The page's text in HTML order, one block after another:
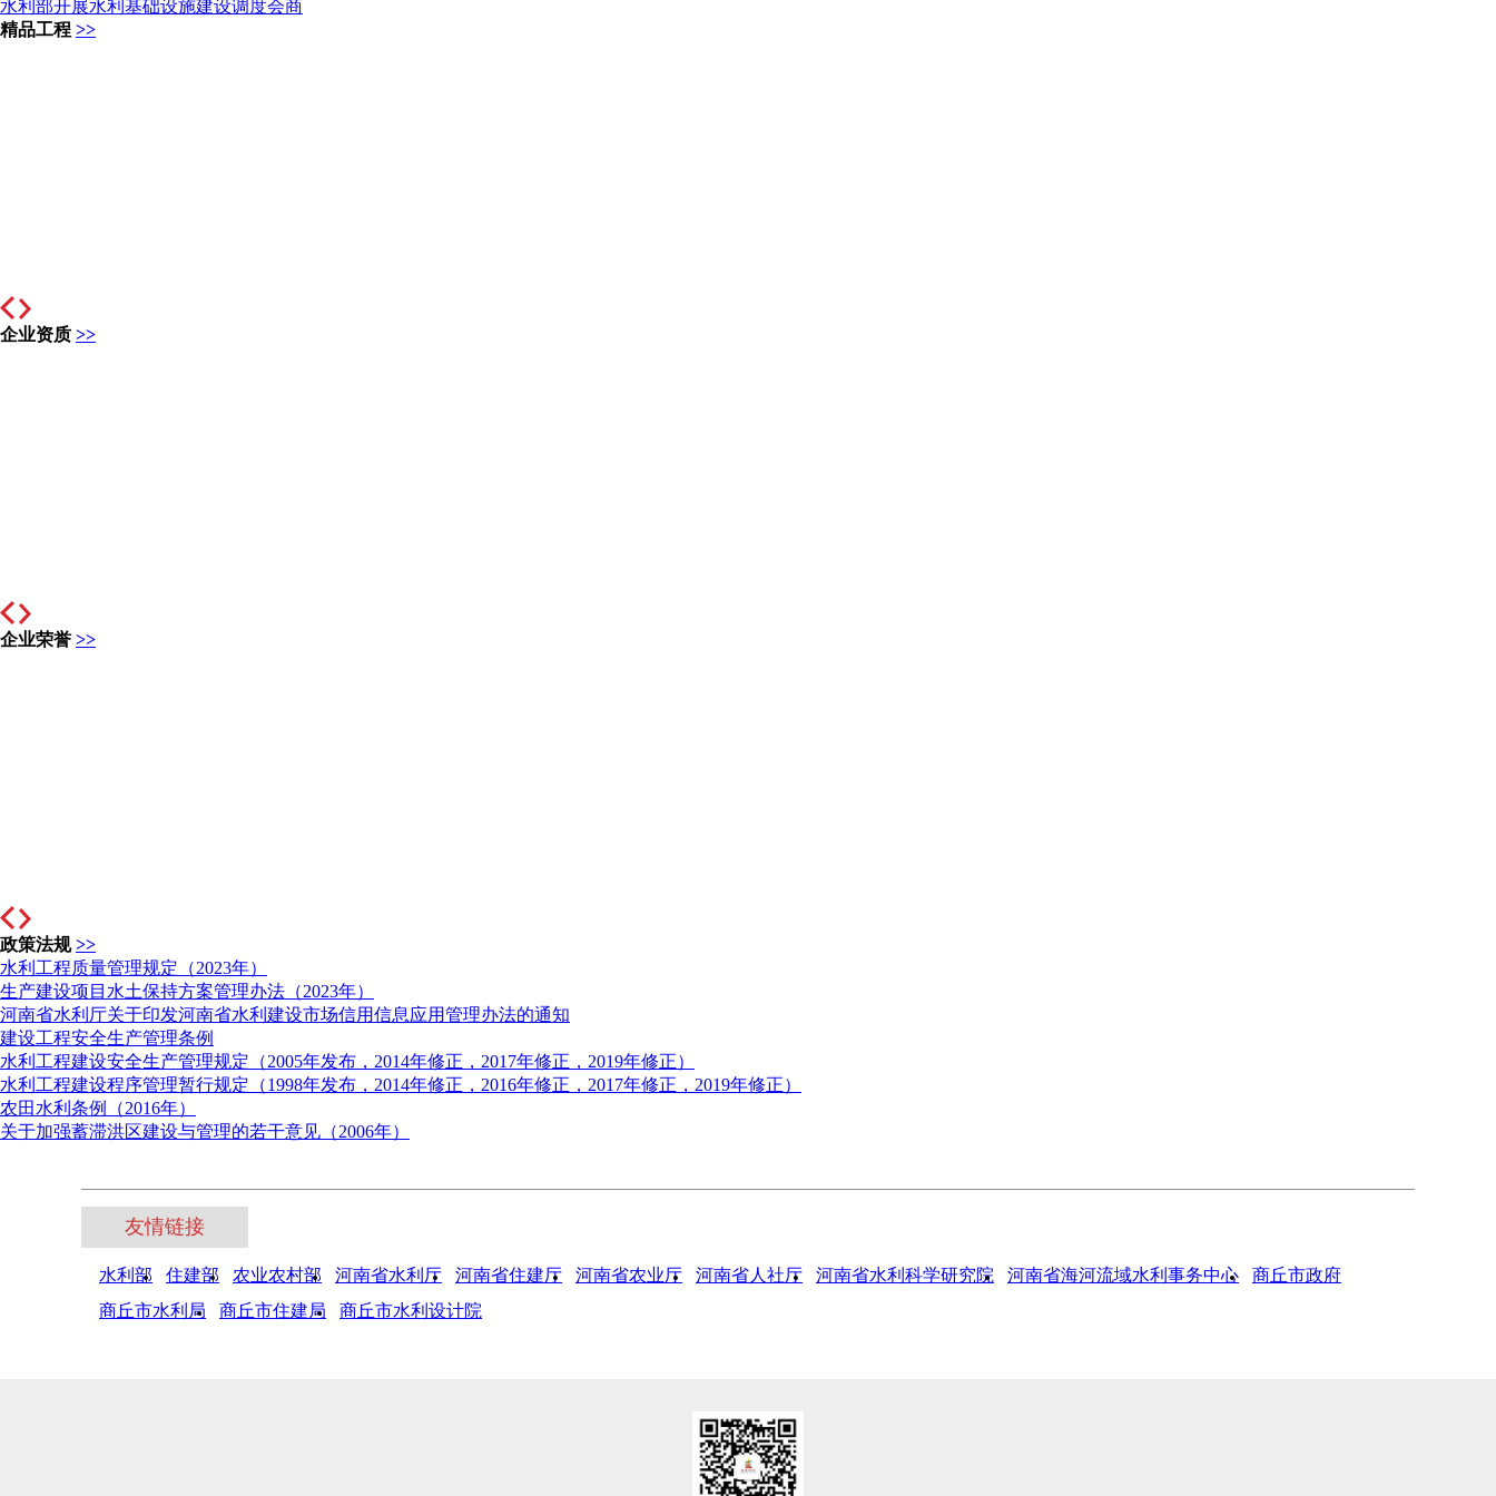
水利部开展水利基础设施建设调度会商
精品工程 >>
企业资质 >>
企业荣誉 >>
政策法规>>
水利工程质量管理规定（2023年）
生产建设项目水土保持方案管理办法（2023年）
河南省水利厅关于印发河南省水利建设市场信用信息应用管理办法的通知
建设工程安全生产管理条例
水利工程建设安全生产管理规定（2005年发布，2014年修正，2017年修正，2019年修正）
水利工程建设程序管理暂行规定（1998年发布，2014年修正，2016年修正，2017年修正，2019年修正）
农田水利条例（2016年）
关于加强蓄滞洪区建设与管理的若干意见（2006年）
友情链接
水利部 住建部 农业农村部 河南省水利厅 河南省住建厅 河南省农业厅 河南省人社厅 河南省水利科学研究院 河南省海河流域水利事务中心
商丘市政府
商丘市水利局
商丘市住建局 商丘市水利设计院